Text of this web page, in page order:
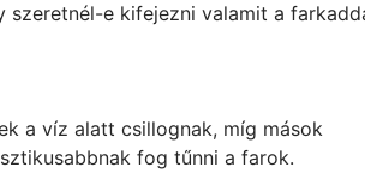
szeretnél-e kifejezni valamit a
a víz alatt csillognak, míg mások
fog tűnni a farok.